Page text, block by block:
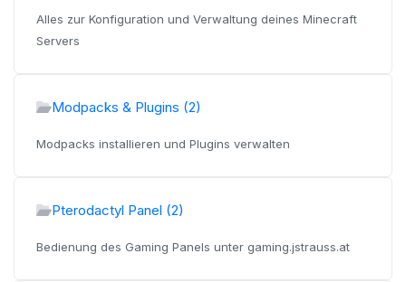
Alles zur Konfiguration und Verwaltung deines Minecraft
Servers
Modpacks & Plugins (2)
Modpacks installieren und Plugins verwalten
Pterodactyl Panel (2)
Bedienung des Gaming Panels unter gaming.jstrauss.at